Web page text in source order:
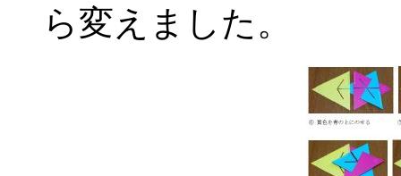
ら変えました。